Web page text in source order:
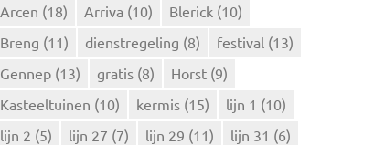
Arcen (18) Arriva (10) Blerick (10)
Breng (11) dienstregeling (8) festival (13)
Gennep (13) gratis (8) Horst (9)
Kasteeltuinen (10) kermis (15) lijn 1 (10)
lijn 2 (5) lijn 27 (7) lijn 29 (11) lijn 31 (6)